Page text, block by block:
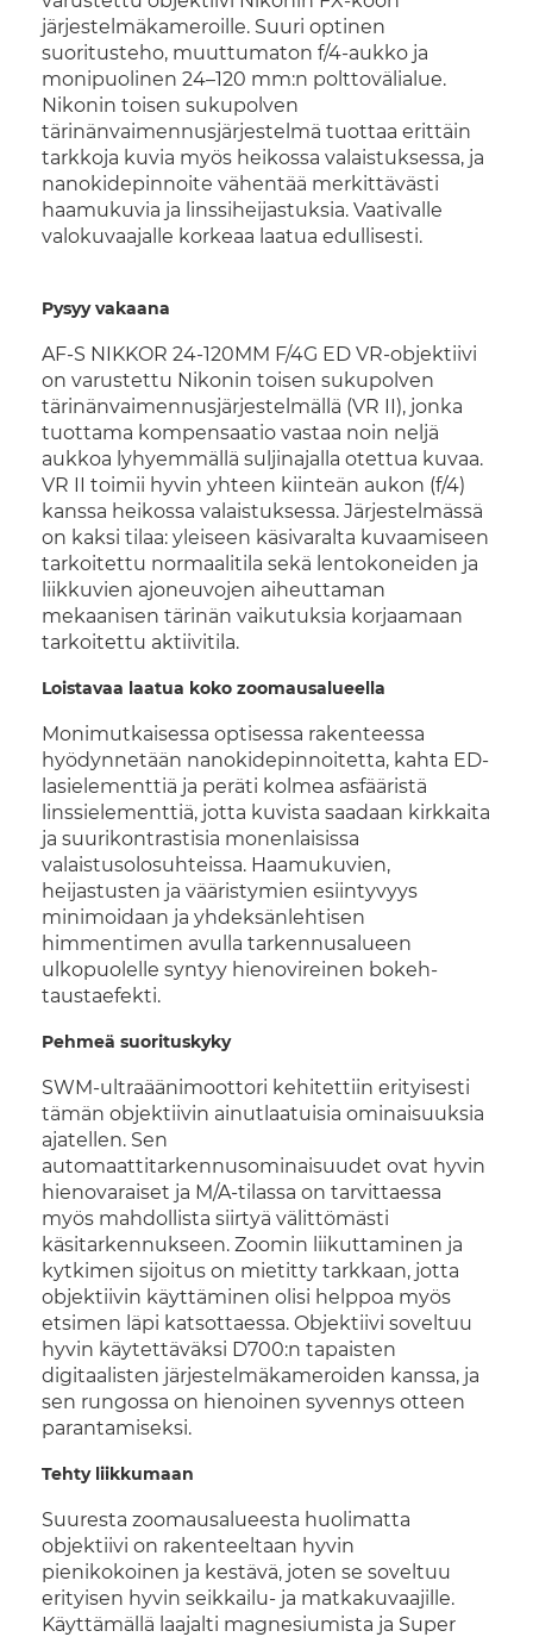
järjestelmäkameroille. Suuri optinen
suoritusteho, muuttumaton f/4-aukko ja
monipuolinen 24–120 mm:n polttovälialue.
Nikonin toisen sukupolven
tärinänvaimennusjärjestelmä tuottaa erittäin
tarkkoja kuvia myös heikossa valaistuksessa, ja
nanokidepinnoite vähentää merkittävästi
haamukuvia ja linssiheijastuksia. Vaativalle
valokuvaajalle korkeaa laatua edullisesti.
Pysyy vakaana
AF-S NIKKOR 24-120MM F/4G ED VR-objektiivi
on varustettu Nikonin toisen sukupolven
tärinänvaimennusjärjestelmällä (VR II), jonka
tuottama kompensaatio vastaa noin neljä
aukkoa lyhyemmällä suljinajalla otettua kuvaa.
VR II toimii hyvin yhteen kiinteän aukon (f/4)
kanssa heikossa valaistuksessa. Järjestelmässä
on kaksi tilaa: yleiseen käsivaralta kuvaamiseen
tarkoitettu normaalitila sekä lentokoneiden ja
liikkuvien ajoneuvojen aiheuttaman
mekaanisen tärinän vaikutuksia korjaamaan
tarkoitettu aktiivitila.
Loistavaa laatua koko zoomausalueella
Monimutkaisessa optisessa rakenteessa
hyödynnetään nanokidepinnoitetta, kahta ED-
lasielementtiä ja peräti kolmea asfääristä
linssielementtiä, jotta kuvista saadaan kirkkaita
ja suurikontrastisia monenlaisissa
valaistusolosuhteissa. Haamukuvien,
heijastusten ja vääristymien esiintyvyys
minimoidaan ja yhdeksänlehtisen
himmentimen avulla tarkennusalueen
ulkopuolelle syntyy hienovireinen bokeh-
taustaefekti.
Pehmeä suorituskyky
SWM-ultraäänimoottori kehitettiin erityisesti
tämän objektiivin ainutlaatuisia ominaisuuksia
ajatellen. Sen
automaattitarkennusominaisuudet ovat hyvin
hienovaraiset ja M/A-tilassa on tarvittaessa
myös mahdollista siirtyä välittömästi
käsitarkennukseen. Zoomin liikuttaminen ja
kytkimen sijoitus on mietitty tarkkaan, jotta
objektiivin käyttäminen olisi helppoa myös
etsimen läpi katsottaessa. Objektiivi soveltuu
hyvin käytettäväksi D700:n tapaisten
digitaalisten järjestelmäkameroiden kanssa, ja
sen rungossa on hienoinen syvennys otteen
parantamiseksi.
Tehty liikkumaan
Suuresta zoomausalueesta huolimatta
objektiivi on rakenteeltaan hyvin
pienikokoinen ja kestävä, joten se soveltuu
erityisen hyvin seikkailu- ja matkakuvaajille.
Käyttämällä laajalti magnesiumista ja Super